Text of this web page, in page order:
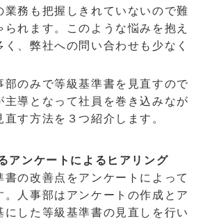
業務も把握しきれていないので難
られます。このような悩みを抱え
、弊社への問い合わせも少なく
部のみで等級基準書を見直すので
主導となって社員を巻き込みなが
す方法を３つ紹介します。
アンケートによるヒアリング
書の改善点をアンケートによって
。人事部はアンケートの作成とア
にした等級基準書の見直しを行い